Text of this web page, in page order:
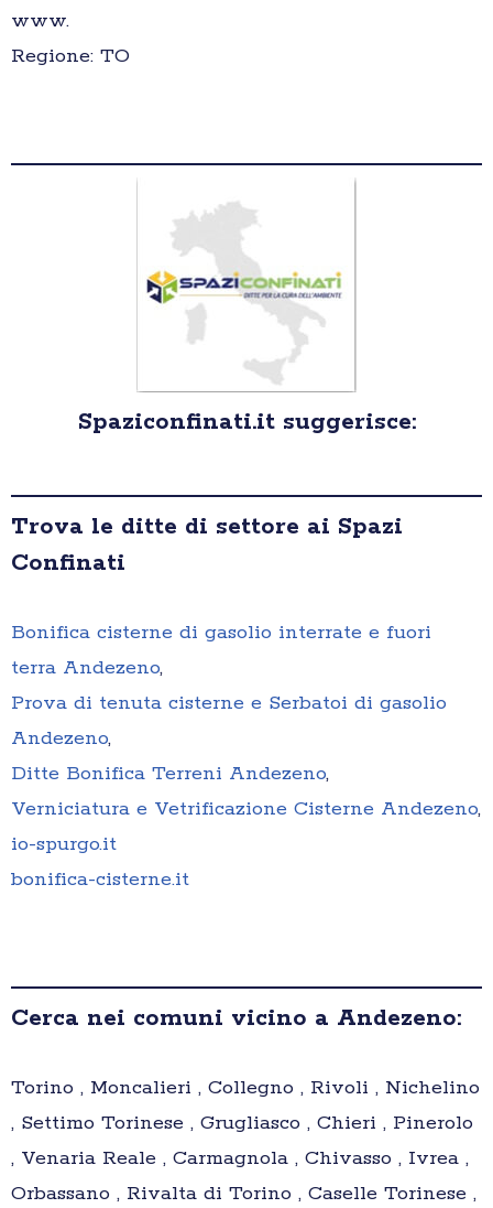
www.
Regione: TO
Spaziconfinati.it suggerisce:
Trova le ditte di settore ai Spazi
Confinati
Bonifica cisterne di gasolio interrate e fuori
terra Andezeno,
Prova di tenuta cisterne e Serbatoi di gasolio
Andezeno,
Ditte Bonifica Terreni Andezeno,
Verniciatura e Vetrificazione Cisterne Andezeno,
io-spurgo.it
bonifica-cisterne.it
Cerca nei comuni vicino a Andezeno:
Torino , Moncalieri , Collegno , Rivoli , Nichelino
, Settimo Torinese , Grugliasco , Chieri , Pinerolo
, Venaria Reale , Carmagnola , Chivasso , Ivrea ,
Orbassano , Rivalta di Torino , Caselle Torinese ,